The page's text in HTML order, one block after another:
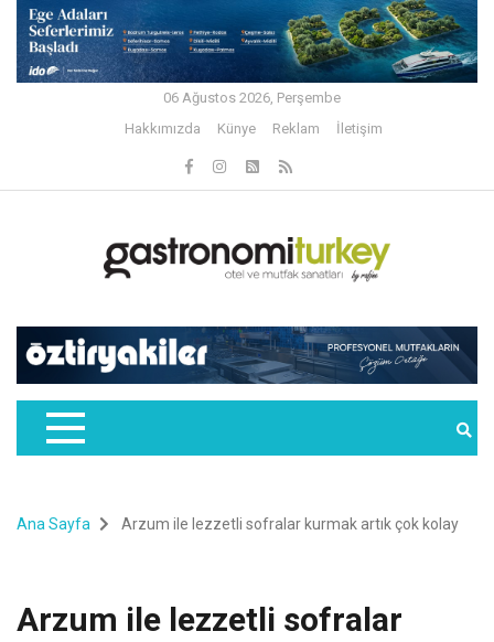
06 Ağustos 2026, Perşembe
Hakkımızda
Künye Reklam İletişim
Ana Sayfa Arzum ile lezzetli sofralar kurmak artık çok kolay
Arzum ile lezzetli sofralar